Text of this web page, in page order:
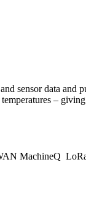
sensor data and
–
MachineQ